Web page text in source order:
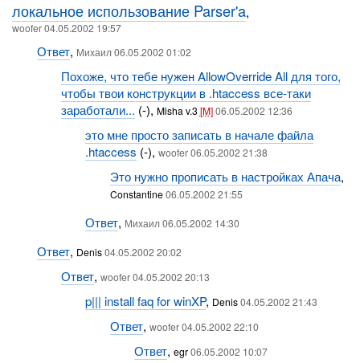
локальное использование Parser'a,
woofer 04.05.2002 19:57
Ответ, Михаил 06.05.2002 01:02
Похоже, что тебе нужен AllowOverride All для того,
чтобы твои конструкции в .htaccess все-таки
заработали... (-), Misha v.3 [M]06.05.2002 12:36
это мне просто записать в начале файла
.htaccess (-),woofer 06.05.2002 21:38
Это нужно прописать в настройках Апача,
Constantine06.05.2002 21:55
Ответ, Михаил 06.05.2002 14:30
Ответ, Denis04.05.2002 20:02
Ответ, woofer 04.05.2002 20:13
p||| install faq for winXP, Denis04.05.2002 21:43
Ответ, woofer 04.05.2002 22:10
Ответ,egr06.05.2002 10:07